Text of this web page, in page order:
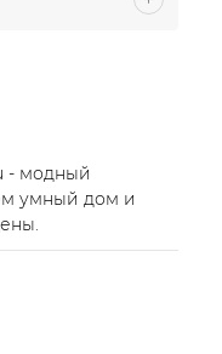
- модный
умный дом и